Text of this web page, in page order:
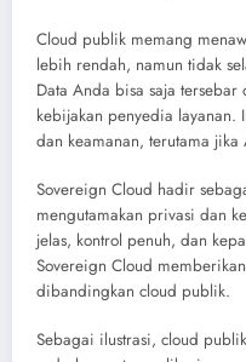
Cloud publik memang
lebih rendah, namun tidak
Data Anda bisa saja
kebijakan penyedia layanan.
dan keamanan, terutama
Sovereign Cloud hadir
mengutamakan privasi dan
jelas, kontrol penuh, dan
Sovereign Cloud
dibandingkan cloud publik.
Sebagai ilustrasi, cloud